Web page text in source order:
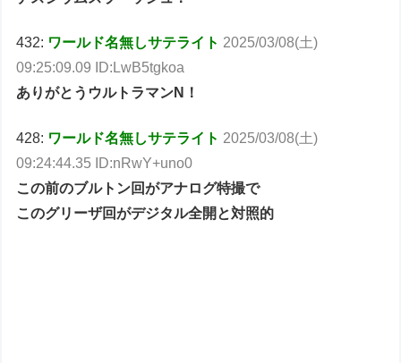
432: ワールド名無しサテライト 2025/03/08(土)
09:25:09.09 ID:LwB5tgkoa
ありがとうウルトラマンN！
428: ワールド名無しサテライト 2025/03/08(土)
09:24:44.35 ID:nRwY+uno0
この前のブルトン回がアナログ特撮で
このグリーザ回がデジタル全開と対照的